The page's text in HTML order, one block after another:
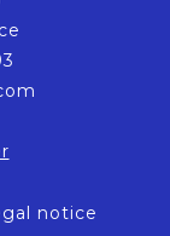
notice